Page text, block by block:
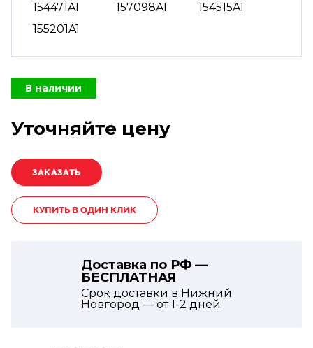
154471A1
157098A1
154515A1
155201A1
В наличии
Уточняйте цену
КУПИТЬ В ОДИН КЛИК
Доставка по РФ —
БЕСПЛАТНАЯ
Срок доставки в Нижний
Новгород — от1-2 дней